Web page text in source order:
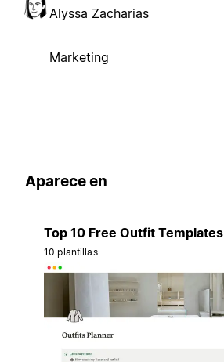
Alyssa Zacharias
Marketing
Aparece en
Top 10 Free Outfit Templates
10 plantillas